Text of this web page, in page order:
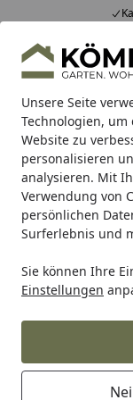
Unsere Seite
Technologien,
Website zu
personalisieren
analysieren. Mit
Verwendung von
persönlichen
Surferlebnis und
Sie können Ihre
Einstellungen
Alle Produkte
Mein Konto
Suchen
Startseite
Garten
Zubehör
Ihre
Kategorien
Filter / Sortierung